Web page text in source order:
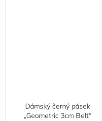
Dámský černý pásek
„Geometric 3cm Belt“